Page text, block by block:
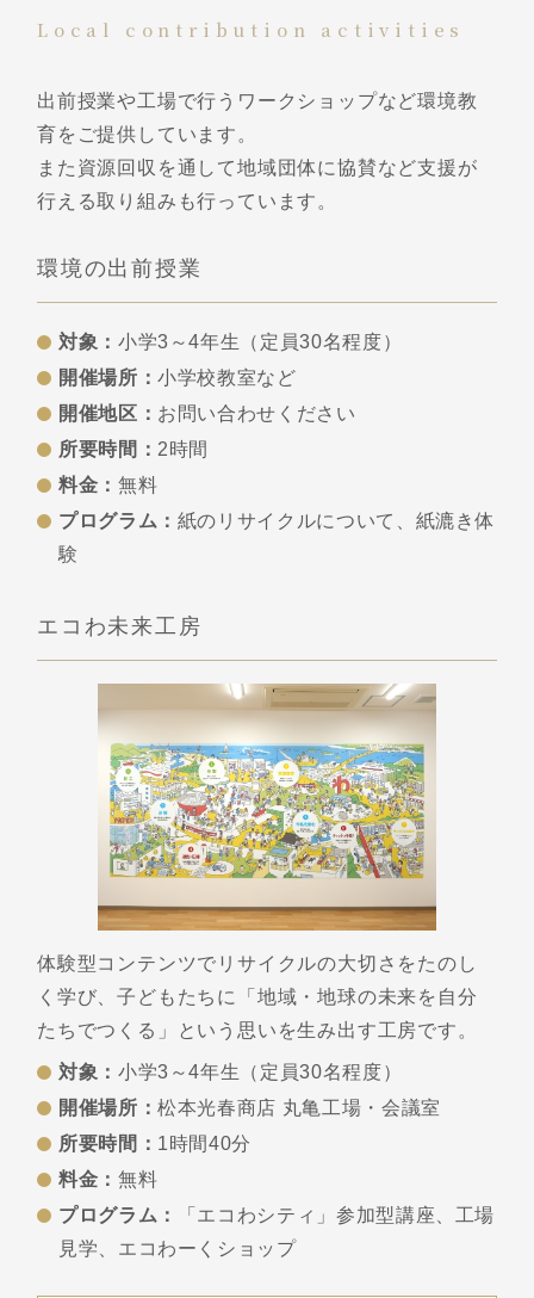
Local contribution activities
出前授業や工場で行うワークショップなど環境教
育をご提供しています。
また資源回収を通して地域団体に協賛など支援が
行える取り組みも行っています。
環境の出前授業
対象： 小学3～4年生（定員30名程度）
開催場所：小学校教室など
開催地区： お問い合わせください
所要時間：2時間
料金： 無料
プログラム： 紙のリサイクルについて、紙漉き体
験
エコわ未来工房
体験型コンテンツでリサイクルの大切さをたのし
く学び、子どもたちに「地域・地球の未来を自分
たちでつくる」という思いを生み出す工房です。
対象： 小学3～4年生（定員30名程度）
開催場所：松本光春商店 丸亀工場・会議室
所要時間： 1時間40分
料金： 無料
プログラム：
「エコわシティ」参加型講座、工場
見学、 エコわーくショップ